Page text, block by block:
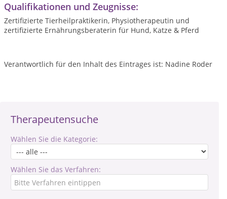
Therapeutensuche
Wählen Sie die Kategorie:
Wählen Sie das Verfahren:
Qualifikationen und Zeugnisse:
Zertifizierte Tierheilpraktikerin, Physiotherapeutin und
zertifizierte Ernährungsberaterin für Hund, Katze & Pferd
Verantwortlich für den Inhalt des Eintrages ist: Nadine Roder